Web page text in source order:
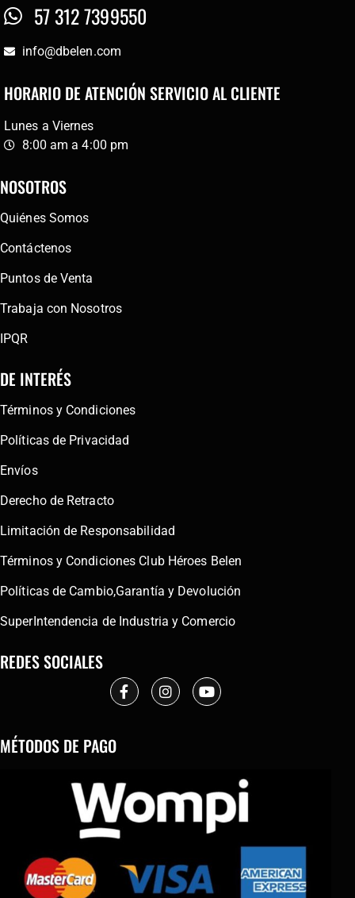
57 312 7399550
info@dbelen.com
HORARIO DE ATENCIÓN SERVICIO AL CLIENTE
Lunes a Viernes
8:00 am a 4:00 pm
NOSOTROS
Quiénes Somos
Contáctenos
Puntos de Venta
Trabaja con Nosotros
IPQR
DE INTERÉS
Términos y Condiciones
Políticas de Privacidad
Envíos
Derecho de Retracto
Limitación de Responsabilidad
Términos y Condiciones Club Héroes Belen
Políticas de Cambio,Garantía y Devolución
SuperIntendencia de Industria y Comercio
REDES SOCIALES
MÉTODOS DE PAGO